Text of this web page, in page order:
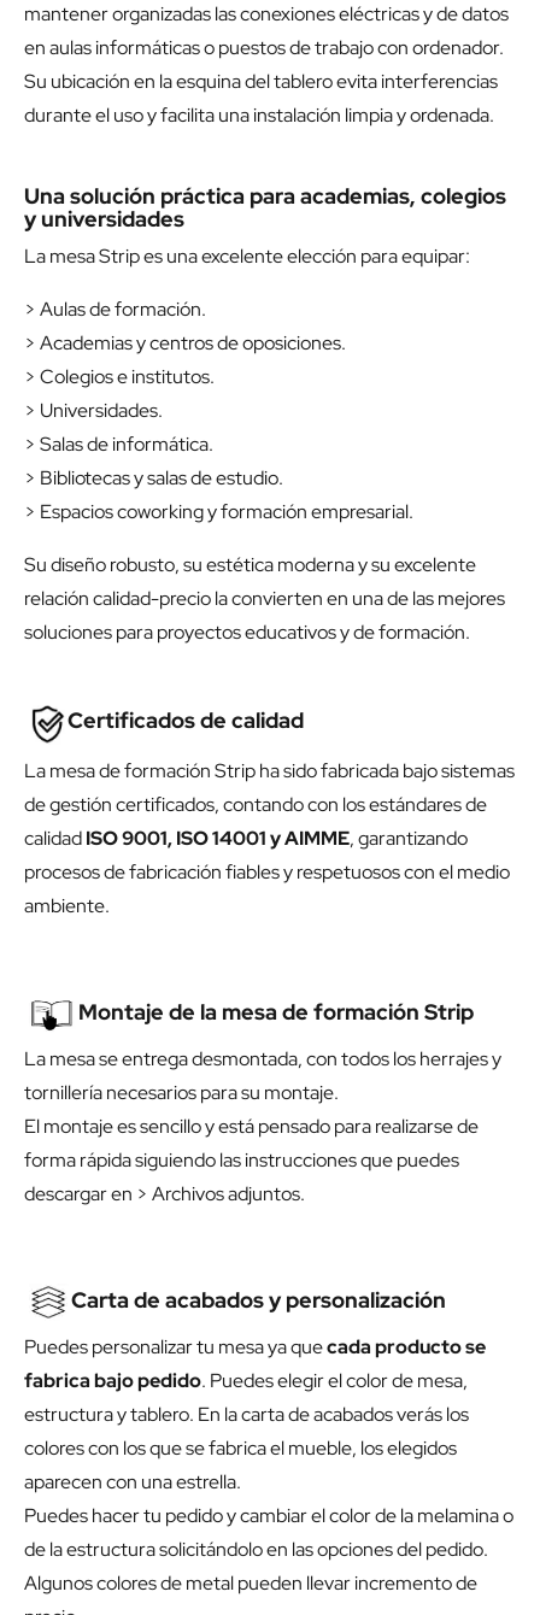
mantener organizadas las conexiones eléctricas y de datos
en aulas informáticas o puestos de trabajo con ordenador.
Su ubicación en la esquina del tablero evita interferencias
durante el uso y facilita una instalación limpia y ordenada.
Una solución práctica para academias, colegios
y universidades
La mesa Strip es una excelente elección para equipar:
> Aulas de formación.
> Academias y centros de oposiciones.
> Colegios e institutos.
> Universidades.
> Salas de informática.
> Bibliotecas y salas de estudio.
> Espacios coworking y formación empresarial.
Su diseño robusto, su estética moderna y su excelente
relación calidad-precio la convierten en una de las mejores
soluciones para proyectos educativos y de formación.
Certificados de calidad
La mesa de formación Strip ha sido fabricada bajo sistemas
de gestión certificados, contando con los estándares de
calidadISO 9001, ISO 14001 y AIMME, garantizando
procesos de fabricación fiables y respetuosos con el medio
ambiente.
Montaje de la mesa de formación Strip
La mesa se entrega desmontada, con todos los herrajes y
tornillería necesarios para su montaje.
El montaje es sencillo y está pensado para realizarse de
forma rápida siguiendo las instrucciones que puedes
descargar en > Archivos adjuntos.
Carta de acabados y personalización
Puedes personalizar tu mesa ya quecada producto se
fabrica bajo pedido. Puedes elegir el color de mesa,
estructura y tablero. En la carta de acabados verás los
colores con los que se fabrica el mueble, los elegidos
aparecen con una estrella.
Puedes hacer tu pedido y cambiar el color de la melamina o
de la estructura solicitándolo en las opciones del pedido.
Algunos colores de metal pueden llevar incremento de